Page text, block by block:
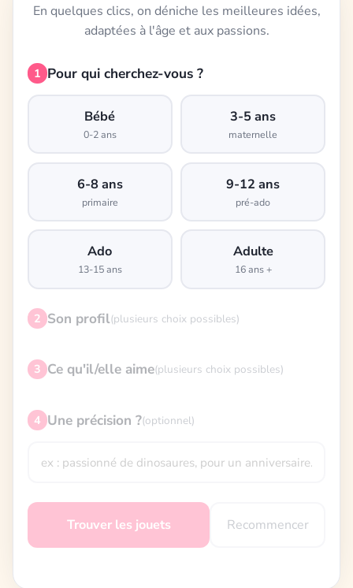
En quelques clics, on déniche les meilleures idées,
adaptées à l'âge et aux passions.
1 Pour qui cherchez-vous ?
Bébé
0-2 ans
3-5 ans
maternelle
6-8 ans
primaire
9-12 ans
pré-ado
Ado
13-15 ans
Adulte
16 ans +
2 Son profil(plusieurs choix possibles)
3 Ce qu'il/elle aime(plusieurs choix possibles)
4 Une précision ?(optionnel)
Trouver les jouets Recommencer